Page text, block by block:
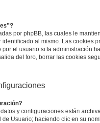
por phpBB, las cuales le
al mismo. Las cookies
el usuario si la administración
del foro, borrar las cookies
y configuraciones están
Usuario; haciendo clic en su